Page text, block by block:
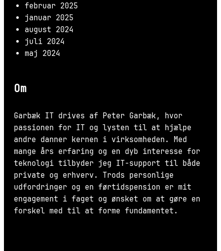
februar 2025
januar 2025
august 2024
juli 2024
maj 2024
Om
Garbæk IT drives af Peter Garbæk, hvor
passionen for IT og lysten til at hjælpe
andre danner kernen i virksomheden. Med
mange års erfaring og en dyb interesse for
teknologi tilbyder jeg IT-support til både
private og erhverv. Trods personlige
udfordringer og en førtidspension er mit
engagement i faget og ønsket om at gøre en
forskel med til at forme fundamentet.